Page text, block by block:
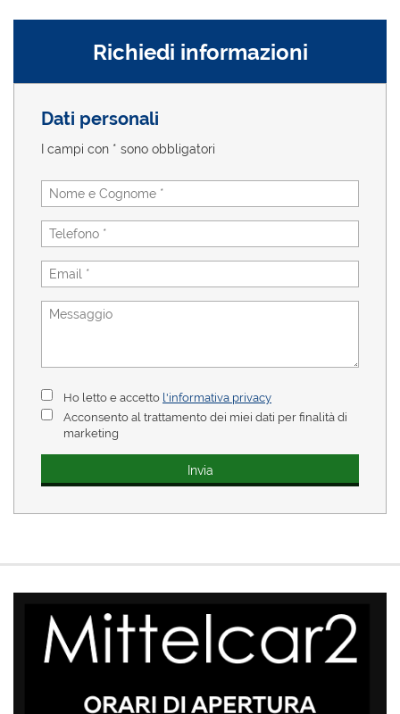
Richiedi informazioni
Dati personali
I campi con * sono obbligatori
Ho letto e accetto l'informativa privacy
Acconsento al trattamento dei miei dati per finalità di
marketing